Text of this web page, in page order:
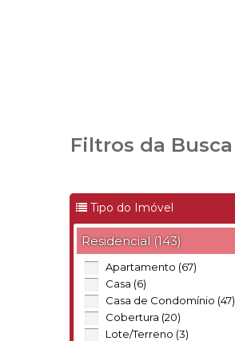
Filtros da Busca
Tipo do Imóvel
Residencial (143)
Apartamento (67)
Casa (6)
Casa de Condomínio (47)
Cobertura (20)
Lote/Terreno (3)